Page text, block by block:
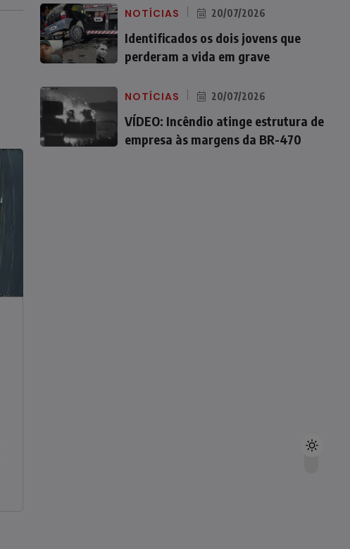
NOTÍCIAS 20/07/2026
Identificados os dois jovens que
perderam a vida em grave
NOTÍCIAS 20/07/2026
VÍDEO: Incêndio atinge estrutura de
empresa às margens da BR-470